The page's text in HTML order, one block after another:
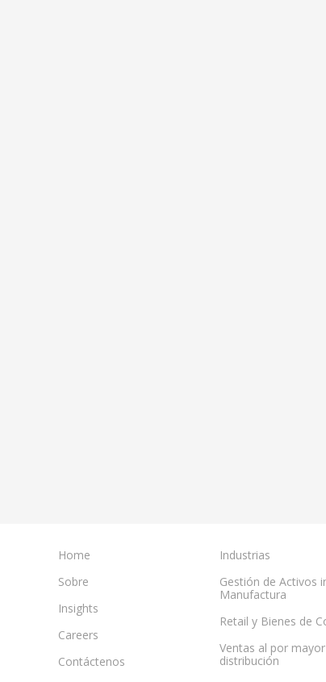
Home
Sobre
Insights
Careers
Contáctenos
Industrias
Gestión de Activos
Manufactura
Retail y Bienes de
Ventas al por
distribución